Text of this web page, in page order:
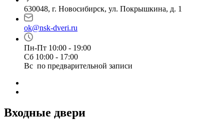
630048, г. Новосибирск, ул. Покрышкина, д. 1
ok@nsk-dveri.ru
Пн-Пт 10:00 - 19:00
Сб 10:00 - 17:00
Вс по предварительной записи
Входные двери